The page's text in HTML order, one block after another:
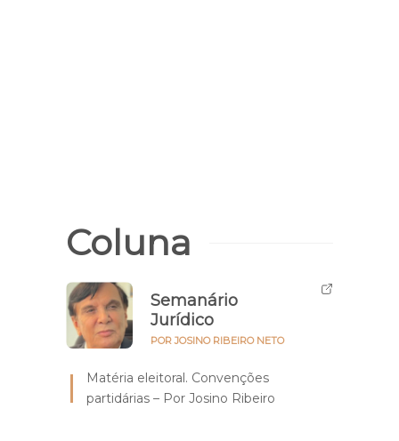
Coluna
Semanário
Jurídico
POR JOSINO RIBEIRO NETO
Matéria eleitoral. Convenções
partidárias – Por Josino Ribeiro